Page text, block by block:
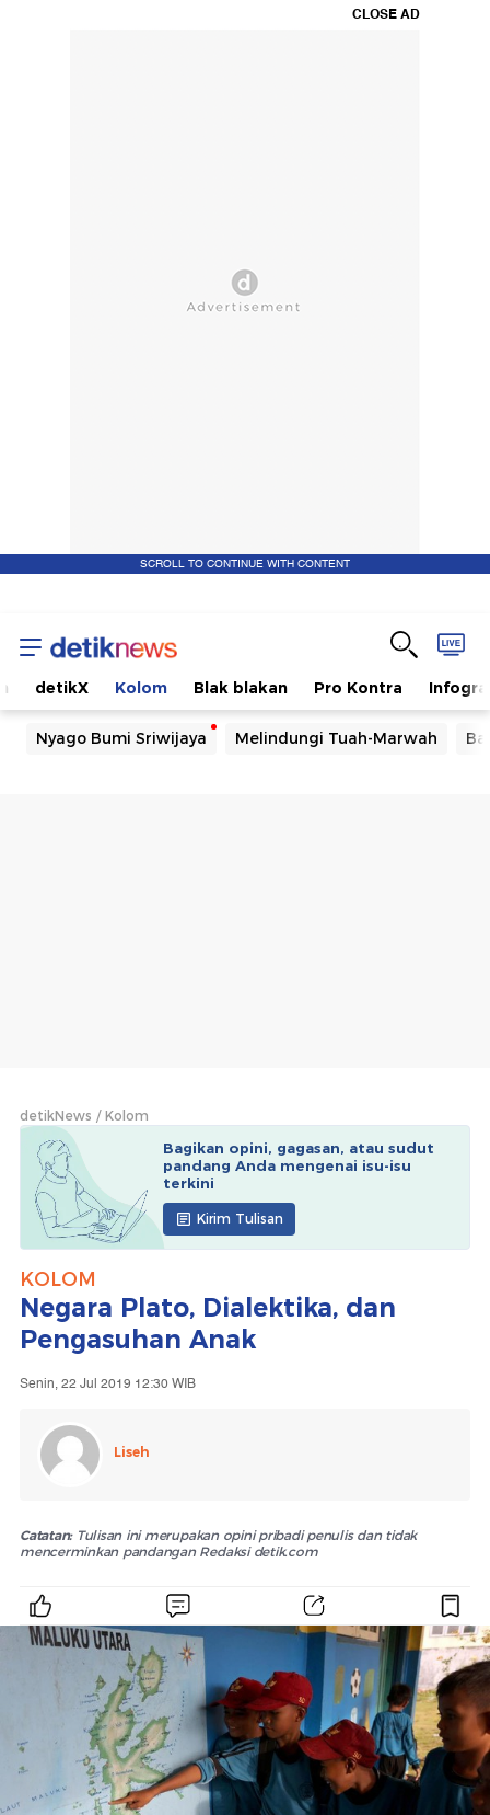
CLOSE AD
SCROLL TO CONTINUE WITH CONTENT
detikX Kolom Blak blakan Pro Kontra
Nyago Bumi Sriwijaya Melindungi Tuah-Marwah
detikNews Kolom
Bagikan opini, gagasan, atau sudut
pandang Anda mengenai isu-isu
terkini
Kirim Tulisan
KOLOM
Negara Plato, Dialektika, dan
Pengasuhan Anak
Senin, 22 Jul 2019 12:30 WIB
Liseh
Catatan:Tulisan ini merupakan opini pribadi penulis dan tidak
mencerminkan pandangan Redaksi detik.com